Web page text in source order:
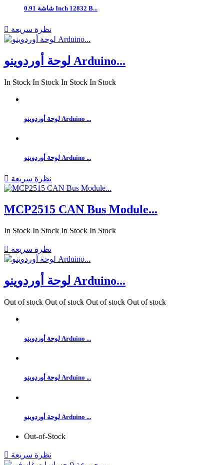
شاشة 0.91 Inch 12832 B...
 نظرة سريعة
لوحة أوردوينو Arduino...
In Stock In Stock In Stock In Stock
لوحة أوردوينو Arduino ...
لوحة أوردوينو Arduino ...
 نظرة سريعة
MCP2515 CAN Bus Module...
In Stock In Stock In Stock In Stock
 نظرة سريعة
لوحة أوردوينو Arduino...
Out of stock Out of stock Out of stock Out of stock
لوحة أوردوينو Arduino ...
لوحة أوردوينو Arduino ...
لوحة أوردوينو Arduino ...
Out-of-Stock
 نظرة سريعة